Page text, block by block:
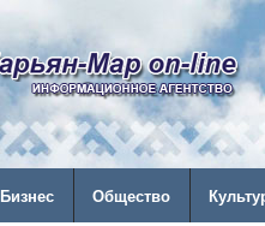
Бизнес Общество